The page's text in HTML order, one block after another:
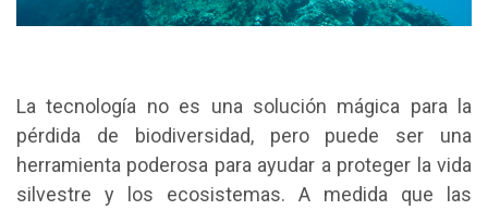
La tecnología no es una solución mágica para la
pérdida de biodiversidad, pero puede ser una
herramienta poderosa para ayudar a proteger la vida
silvestre y los ecosistemas. A medida que las